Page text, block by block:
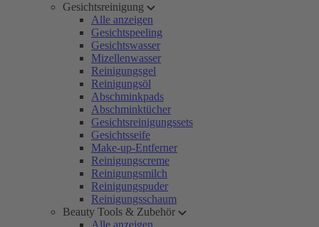
Gesichtsreinigung
Alle anzeigen
Gesichtspeeling
Gesichtswasser
Mizellenwasser
Reinigungsgel
Reinigungsöl
Abschminkpads
Abschminktücher
Gesichtsreinigungssets
Gesichtsseife
Make-up-Entferner
Reinigungscreme
Reinigungsmilch
Reinigungspuder
Reinigungsschaum
Beauty Tools & Zubehör
Alle anzeigen